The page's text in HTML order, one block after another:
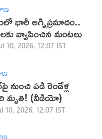
భారీ అగ్నిప్రమాదం..
వ్యాపించిన మంటలు
10, 2026, 12:07 IST
నుంచి పడి రెండేళ్ల
మృతి! (వీడియో)
10, 2026, 12:07 IST